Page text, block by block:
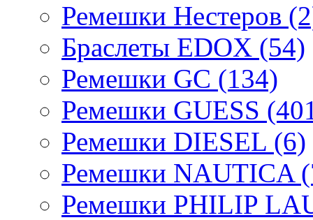
Ремешки Нестеров
Браслеты EDOX (54)
Ремешки GC (134)
Ремешки GUESS
Ремешки DIESEL (6)
Ремешки NAUTICA
Ремешки PHILIP